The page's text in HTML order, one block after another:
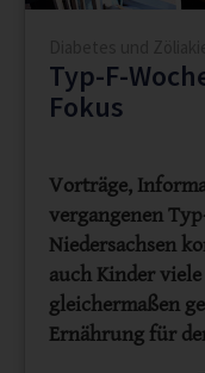
Typ-F-
Fokus
Vorträge,
vergangenen
Niedersachsen
auch Kinder
gleichermaßen
Ernährung für